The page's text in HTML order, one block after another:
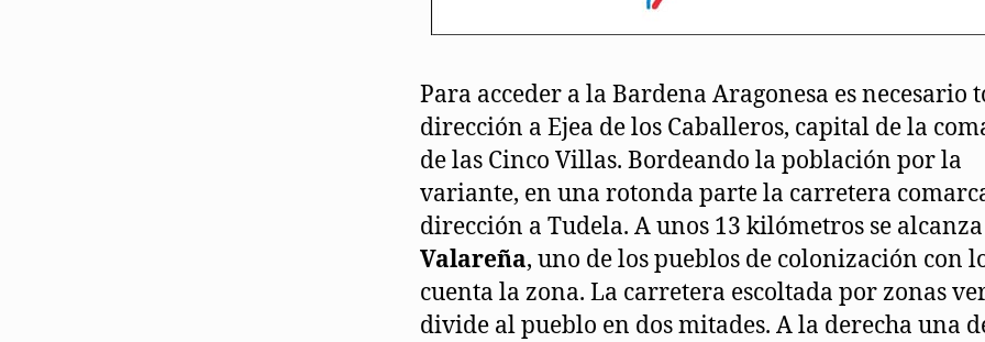
Para acceder a la Bardena Aragonesa es necesario
dirección a Ejea de los Caballeros, capital de la
de las Cinco Villas. Bordeando la población por la
variante, en una rotonda parte la carretera
dirección a Tudela. A unos 13 kilómetros se alcanza
Valareña, uno de los pueblos de colonización con
cuenta la zona. La carretera escoltada por zonas
divide al pueblo en dos mitades. A la derecha una